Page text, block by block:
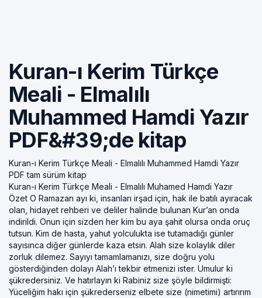
Kuran-ı Kerim Türkçe
Meali - Elmalılı
Muhammed Hamdi Yazır
PDF&#39;de kitap
Kuran-ı Kerim Türkçe Meali - Elmalılı Muhammed Hamdi Yazır
PDF tam sürüm kitap
Kuran-ı Kerim Türkçe Meali - Elmalılı Muhamed Hamdi Yazır
Özet O Ramazan ayı ki, insanları irşad için, hak ile batılı ayıracak
olan, hidayet rehberi ve deliler halinde bulunan Kur’an onda
indirildi. Onun için sizden her kim bu aya şahit olursa onda oruç
tutsun. Kim de hasta, yahut yolculukta ise tutamadığı günler
sayısınca diğer günlerde kaza etsin. Alah size kolaylık diler
zorluk dilemez. Sayıyı tamamlamanızı, size doğru yolu
gösterdiğinden dolayı Alah’ı tekbir etmenizi ister. Umulur ki
şükredersiniz. Ve hatırlayın ki Rabiniz size şöyle bildirmişti:
Yüceliğim hakı için şükrederseniz elbete size (nimetimi) artırırım